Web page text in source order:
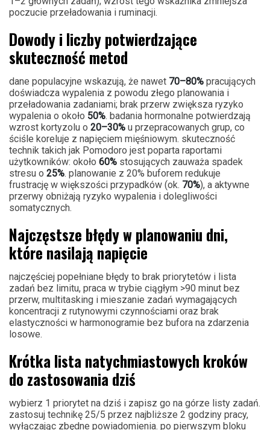
poczucie przeładowania i ruminacji.
Dowody i liczby potwierdzające
skuteczność metod
dane populacyjne wskazują, że nawet 70–80% pracujących
doświadcza wypalenia z powodu złego planowania i
przeładowania zadaniami; brak przerw zwiększa ryzyko
wypalenia o około 50%. badania hormonalne potwierdzają
wzrost kortyzolu o 20–30% u przepracowanych grup, co
ściśle koreluje z napięciem mięśniowym. skuteczność
technik takich jak Pomodoro jest poparta raportami
użytkowników: około 60% stosujących zauważa spadek
stresu o 25%. planowanie z 20% buforem redukuje
frustrację w większości przypadków (ok. 70%), a aktywne
przerwy obniżają ryzyko wypalenia i dolegliwości
somatycznych.
Najczęstsze błędy w planowaniu dni,
które nasilają napięcie
najczęściej popełniane błędy to brak priorytetów i lista
zadań bez limitu, praca w trybie ciągłym >90 minut bez
przerw, multitasking i mieszanie zadań wymagających
koncentracji z rutynowymi czynnościami oraz brak
elastyczności w harmonogramie bez bufora na zdarzenia
losowe.
Krótka lista natychmiastowych kroków
do zastosowania dziś
wybierz 1 priorytet na dziś i zapisz go na górze listy zadań.
zastosuj technikę 25/5 przez najbliższe 2 godziny pracy,
wyłączając zbędne powiadomienia. po pierwszym bloku